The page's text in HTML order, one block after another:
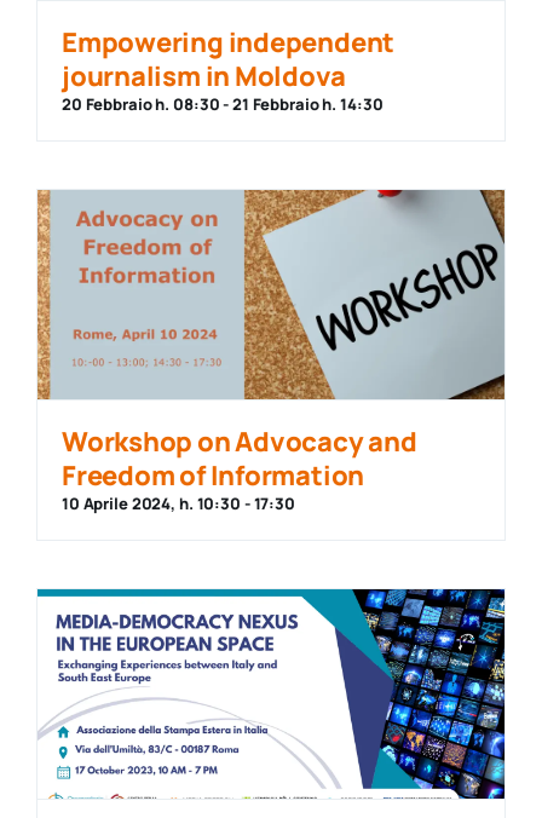
Empowering independent
journalism in Moldova
20 Febbraio h. 08:30-21 Febbraio h. 14:30
Workshop on Advocacy and
Freedom of Information
10 Aprile 2024, h. 10:30 -17:30